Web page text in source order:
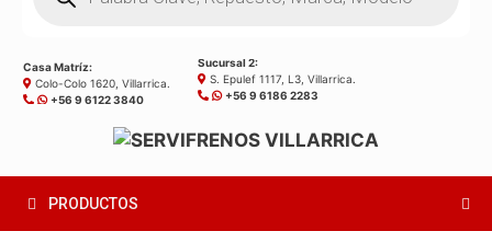
productos
Casa Matríz:
Colo-Colo 1620, Villarrica.
+56 9 6122 3840
Sucursal 2:
S. Epulef 1117, L3, Villarrica.
+56 9 6186 2283
PRODUCTOS